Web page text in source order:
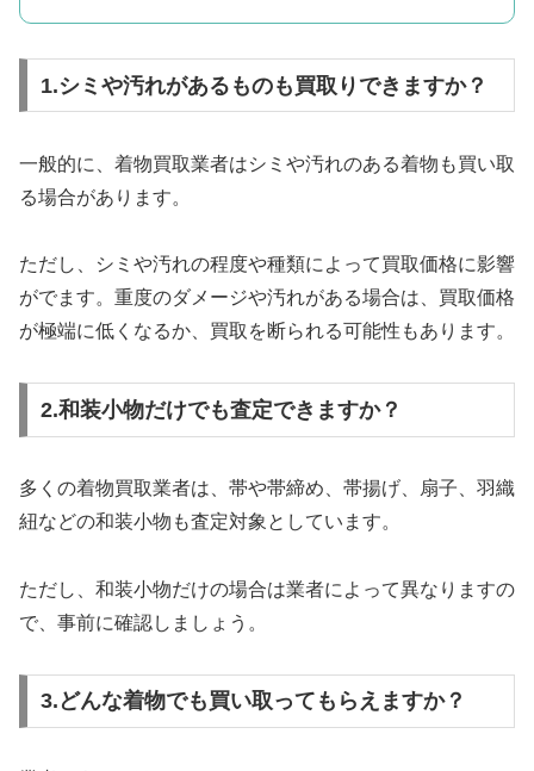
1.シミや汚れがあるものも買取りできますか？
一般的に、着物買取業者はシミや汚れのある着物も買い取
る場合があります。
ただし、シミや汚れの程度や種類によって買取価格に影響
がでます。重度のダメージや汚れがある場合は、買取価格
が極端に低くなるか、買取を断られる可能性もあります。
2.和装小物だけでも査定できますか？
多くの着物買取業者は、帯や帯締め、帯揚げ、扇子、羽織
紐などの和装小物も査定対象としています。
ただし、和装小物だけの場合は業者によって異なりますの
で、事前に確認しましょう。
3.どんな着物でも買い取ってもらえますか？